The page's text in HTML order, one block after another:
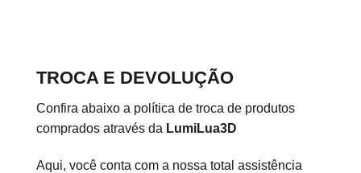
TROCA E DEVOLUÇÃO
Confira abaixo a política de troca de produtos
comprados através da LumiLua3D
Aqui, você conta com a nossa total assistência